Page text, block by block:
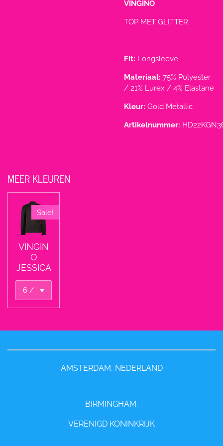
VINGINO
TOP MET GLITTER
Fit: Longsleeve
Materiaal: 75% Polyester
/ 21% Lurex / 4% Elastane
Kleur: Gold Metallic
Artikelnummer:
MEER KLEUREN
Sale!
VINGIN
O
JESSICA
AMSTERDAM, NEDERLAND
BIRMINGHAM,
VERENIGD KONINKRIJK